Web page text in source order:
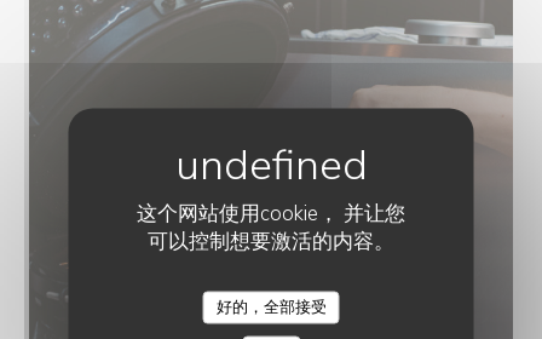
这个网站使用cookie， 并让您
可以控制想要激活的内容。
好的，全部接受